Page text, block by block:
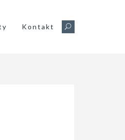
Kontakt